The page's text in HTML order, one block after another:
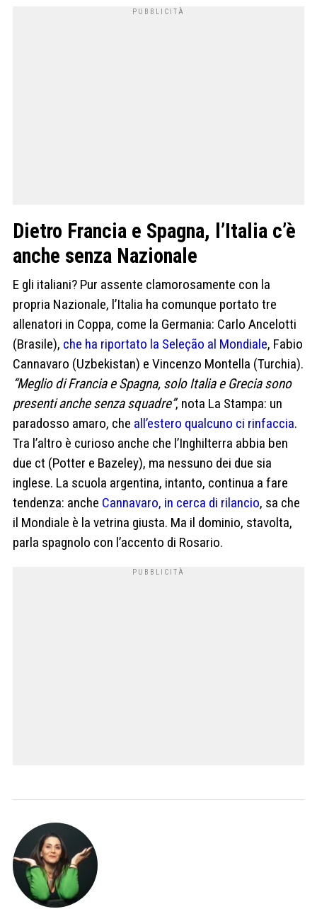
Dietro Francia e Spagna, l’Italia c’è
anche senza Nazionale
E gli italiani? Pur assente clamorosamente con la
propria Nazionale, l’Italia ha comunque portato tre
allenatori in Coppa, come la Germania: Carlo Ancelotti
(Brasile), che ha riportato la Seleção al Mondiale, Fabio
Cannavaro (Uzbekistan) e Vincenzo Montella (Turchia).
“Meglio di Francia e Spagna, solo Italia e Grecia sono
presenti anche senza squadre”, nota La Stampa: un
paradosso amaro, che all’estero qualcuno ci rinfaccia.
Tra l’altro è curioso anche che l’Inghilterra abbia ben
due ct (Potter e Bazeley), ma nessuno dei due sia
inglese. La scuola argentina, intanto, continua a fare
tendenza: anche Cannavaro, in cerca di rilancio, sa che
il Mondiale è la vetrina giusta. Ma il dominio, stavolta,
parla spagnolo con l’accento di Rosario.